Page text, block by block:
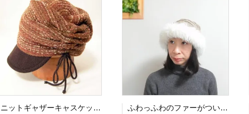
ニットギャザーキャスケットーブラウン ふわっふわのファーがついたフェイクファーワッチキャップ-ベージュ